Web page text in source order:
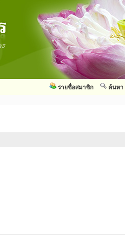
ค้นหา
รายชื่อสมาชิก